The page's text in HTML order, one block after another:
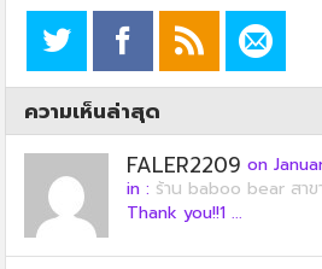
ความเห็นล่าสุด
FALER2209 on
in : ร้าน baboo bear สาข
Thank you!!1 ...